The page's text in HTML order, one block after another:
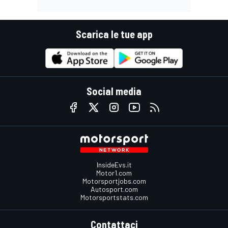
Scarica le tue app
Social media
InsideEvs.it
Motor1.com
Motorsportjobs.com
Autosport.com
Motorsportstats.com
Contattaci